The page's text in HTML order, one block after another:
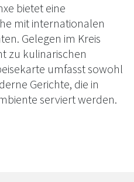
bietet eine
mit internationalen
Gelegen im Kreis
zu kulinarischen
umfasst sowohl
Gerichte, die in
serviert werden.